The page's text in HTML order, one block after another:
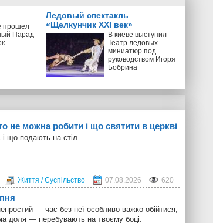
прошел
Парад
Ледовый спектакль
«Щелкунчик XXI век»
В киеве выступил
Театр ледовых
миниатюр под
руководством Игоря
Бобрина
не можна робити і що святити в церкві
що подають на стіл.
Життя / Суспільство 07.08.2026 620
— час без неї особливо важко обійтися,
доля — перебувають на твоєму боці.